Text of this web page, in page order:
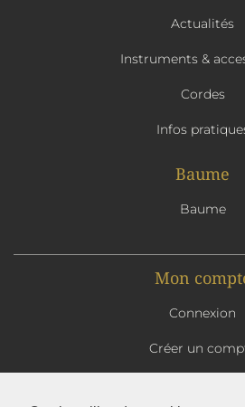
Actualités
Instruments &
Cordes
Infos
Baume
Baume
Mon
Connexion
Créer un